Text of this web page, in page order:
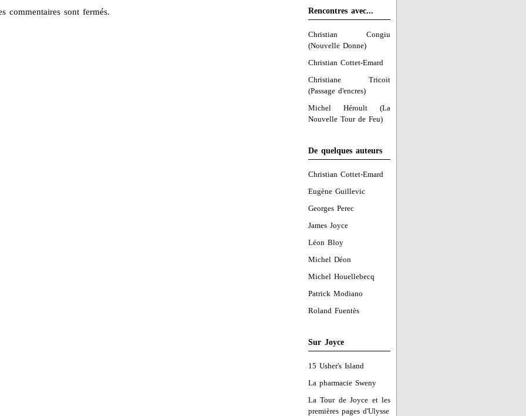
Rencontres avec...
Christian Congiu
(Nouvelle Donne)
Christian Cottet-Emard
Christiane Tricoit
(Passage d'encres)
Michel Héroult (La
Nouvelle Tour de Feu)
De quelques auteurs
Christian Cottet-Emard
Eugène Guillevic
Georges Perec
James Joyce
Léon Bloy
Michel Déon
Michel Houellebecq
Patrick Modiano
Roland Fuentès
Sur Joyce
15 Usher's Island
La pharmacie Sweny
La Tour de Joyce et les
premières pages d'Ulysse
commentaires sont fermés.